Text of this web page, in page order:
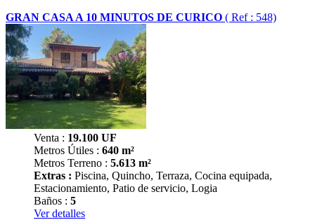
GRAN CASA A 10 MINUTOS DE CURICO ( Ref : 548)
Venta : 19.100 UF
Metros Útiles : 640 m²
Metros Terreno : 5.613 m²
Extras : Piscina, Quincho, Terraza, Cocina equipada,
Estacionamiento, Patio de servicio, Logia
Baños : 5
Ver detalles